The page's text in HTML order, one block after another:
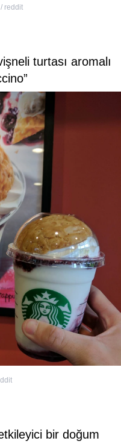
reddit
turtası aromalı
bir doğum